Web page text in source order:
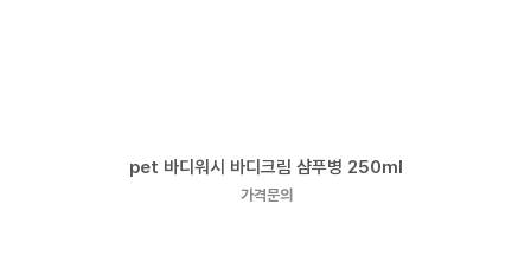
pet 바디워시 바디크림 샴푸병 250ml
가격문의